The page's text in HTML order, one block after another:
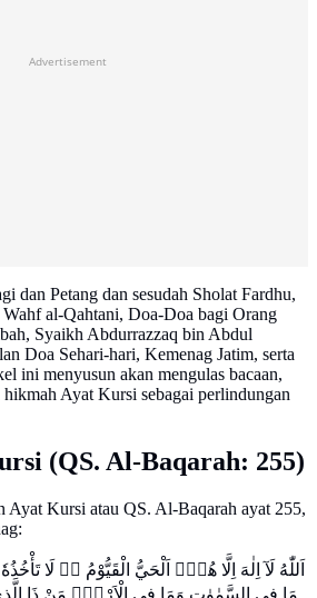
Advertisement
dan Petang dan sesudah Sholat Fardhu,
al-Qahtani, Doa-Doa bagi Orang
Syaikh Abdurrazzaq bin Abdul
Doa Sehari-hari, Kemenag Jatim, serta
ini menyusun akan mengulas bacaan,
hikmah Ayat Kursi sebagai perlindungan
(QS. Al-Baqarah: 255)
Ayat Kursi atau QS. Al-Baqarah ayat 255,